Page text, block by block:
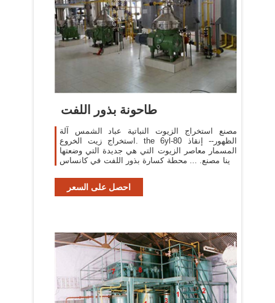
طاحونة بذور اللفت
مصنع استخراج الزيوت النباتية عباد الشمس آلة
استخراج زيت الخروع. the 6yl-80 الظهور-- إنقاذ
المسمار معاصر الزيوت التي هي جديدة التي وضعتها
لدينا مصنع. ... محطة كسارة بذور اللفت في كانساس
احصل على السعر